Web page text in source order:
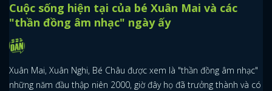
Cuộc sống hiện tại của bé Xuân Mai và các
"thần đồng âm nhạc" ngày ấy
Xuân Mai, Xuân Nghi, Bé Châu được xem là "thần đồng âm nhạc"
những năm đầu thập niên 2000, giờ đây họ đã trưởng thành và có